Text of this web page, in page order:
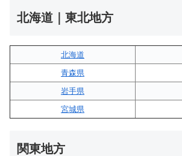
北海道｜東北地方
北海道
青森県
岩手県
宮城県
関東地方